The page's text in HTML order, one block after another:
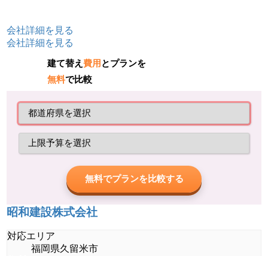
会社詳細を見る
会社詳細を見る
建て替え 費用 とプランを
無料で比較
無料でプランを比較する
昭和建設株式会社
対応エリア
福岡県久留米市